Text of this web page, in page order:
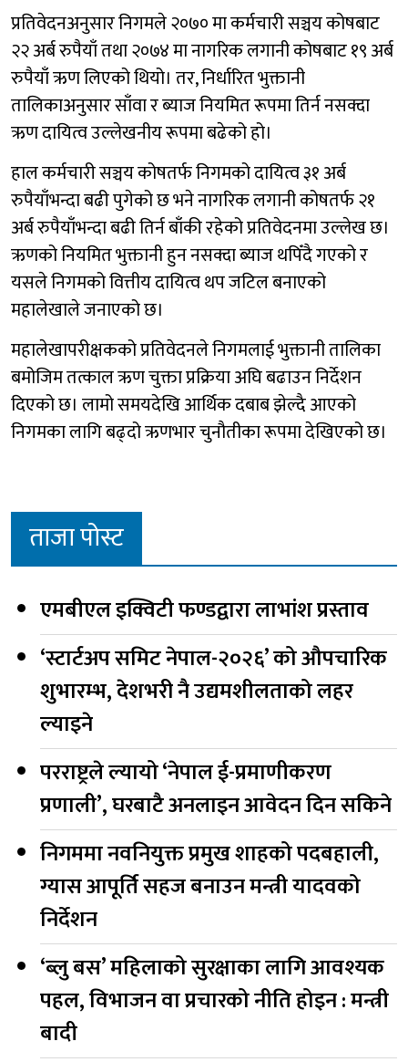
प्रतिवेदनअनुसार निगमले २०७० मा कर्मचारी सञ्चय कोषबाट
२२ अर्ब रुपैयाँ तथा २०७४ मा नागरिक लगानी कोषबाट १९ अर्ब
रुपैयाँ ऋण लिएको थियो। तर, निर्धारित भुक्तानी
तालिकाअनुसार साँवा र ब्याज नियमित रूपमा तिर्न नसक्दा
ऋण दायित्व उल्लेखनीय रूपमा बढेको हो।
हाल कर्मचारी सञ्चय कोषतर्फ निगमको दायित्व ३१ अर्ब
रुपैयाँभन्दा बढी पुगेको छ भने नागरिक लगानी कोषतर्फ २१
अर्ब रुपैयाँभन्दा बढी तिर्न बाँकी रहेको प्रतिवेदनमा उल्लेख छ।
ऋणको नियमित भुक्तानी हुन नसक्दा ब्याज थपिँदै गएको र
यसले निगमको वित्तीय दायित्व थप जटिल बनाएको
महालेखाले जनाएको छ।
महालेखापरीक्षकको प्रतिवेदनले निगमलाई भुक्तानी तालिका
बमोजिम तत्काल ऋण चुक्ता प्रक्रिया अघि बढाउन निर्देशन
दिएको छ। लामो समयदेखि आर्थिक दबाब झेल्दै आएको
निगमका लागि बढ्दो ऋणभार चुनौतीका रूपमा देखिएको छ।
ताजा पोस्ट
एमबीएल इक्विटी फण्डद्वारा लाभांश प्रस्ताव
‘स्टार्टअप समिट नेपाल-२०२६’ को औपचारिक
शुभारम्भ, देशभरी नै उद्यमशीलताको लहर
ल्याइने
परराष्ट्रले ल्यायो ‘नेपाल ई-प्रमाणीकरण
प्रणाली’, घरबाटै अनलाइन आवेदन दिन सकिने
निगममा नवनियुक्त प्रमुख शाहको पदबहाली,
ग्यास आपूर्ति सहज बनाउन मन्त्री यादवको
निर्देशन
‘ब्लु बस’ महिलाको सुरक्षाका लागि आवश्यक
पहल, विभाजन वा प्रचारको नीति होइन : मन्त्री
बादी